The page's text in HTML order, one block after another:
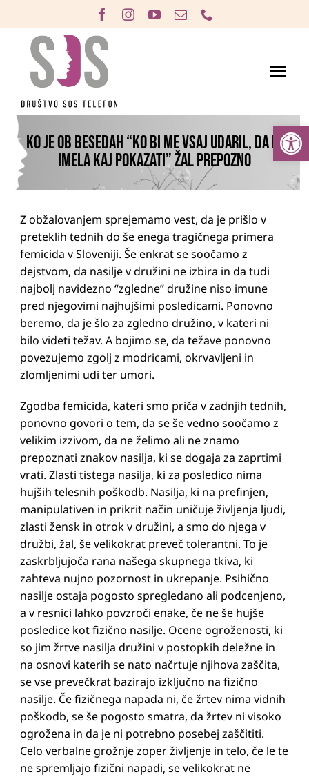
to
content
Pomagamo
Aktivnosti
Prostovoljstvo
O nasilju
Prijava nasilja
Kdo smo
Podprite nas
KO JE OB BESEDAH “KO BI ME VSAJ UDARIL, DA BI
IMELA KAJ POKAZATI” ŽAL PREPOZNO
Z obžalovanjem sprejemamo vest, da je prišlo v
preteklih tednih do še enega tragičnega primera
femicida v Sloveniji. Še enkrat se soočamo z
dejstvom, da nasilje v družini ne izbira in da tudi
najbolj navidezno “zgledne” družine niso imune
pred njegovimi najhujšimi posledicami. Ponovno
beremo, da je šlo za zgledno družino, v kateri ni
bilo videti težav. A bojimo se, da težave ponovno
povezujemo zgolj z modricami, okrvavljeni in
zlomljenimi udi ter umori.
Zgodba femicida, kateri smo priča v zadnjih tednih,
ponovno govori o tem, da se še vedno soočamo z
velikim izzivom, da ne želimo ali ne znamo
prepoznati znakov nasilja, ki se dogaja za zaprtimi
vrati. Zlasti tistega nasilja, ki za posledico nima
hujših telesnih poškodb. Nasilja, ki na prefinjen,
manipulativen in prikrit način uničuje življenja ljudi,
zlasti žensk in otrok v družini, a smo do njega v
družbi, žal, še velikokrat preveč tolerantni. To je
zaskrbljujoča rana našega skupnega tkiva, ki
zahteva nujno pozornost in ukrepanje. Psihično
nasilje ostaja pogosto spregledano ali podcenjeno,
a v resnici lahko povzroči enake, če ne še hujše
posledice kot fizično nasilje. Ocene ogroženosti, ki
so jim žrtve nasilja družini v postopkih deležne in
na osnovi katerih se nato načrtuje njihova zaščita,
se vse prevečkrat bazirajo izključno na fizično
nasilje. Če fizičnega napada ni, če žrtev nima vidnih
poškodb, se še pogosto smatra, da žrtev ni visoko
ogrožena in da je ni potrebno posebej zaščititi.
Celo verbalne grožnje zoper življenje in telo, če le te
ne spremljajo fizični napadi, se velikokrat ne